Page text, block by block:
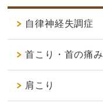
自律神経失調症
首こり・首の痛み
肩こり